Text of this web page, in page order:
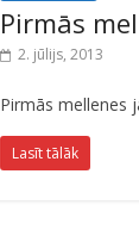
Pirmās
2. jūlijs, 2013
Pirmās mellenes
Lasīt tālāk